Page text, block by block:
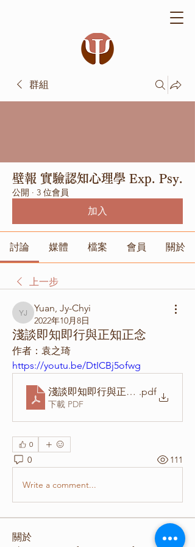
群組
壁報 實驗認知心理學 Exp. Psy.
公開 · 3 位會員
加入
討論 媒體 檔案 會員 關於
上一步
Yuan, Jy-Chyi
Yuan, Jy-Chyi
2022年10月8日
淺談即知即行與正知正念
作者：袁之琦
https://youtu.be/DtICBj5ofwg
淺談即知即行與正知正念.pdf
下載 PDF
0
0 111
Write a comment...
關於